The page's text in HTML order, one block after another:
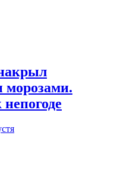
морозами.